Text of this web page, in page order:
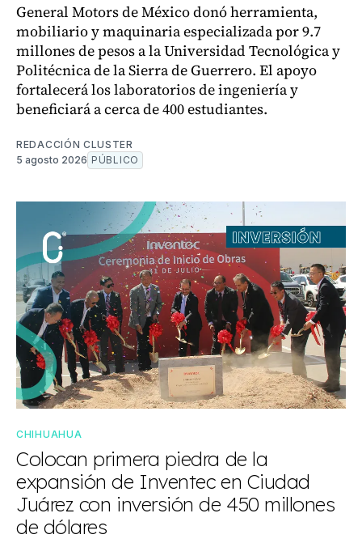
General Motors de México donó herramienta,
mobiliario y maquinaria especializada por 9.7
millones de pesos a la Universidad Tecnológica y
Politécnica de la Sierra de Guerrero. El apoyo
fortalecerá los laboratorios de ingeniería y
beneficiará a cerca de 400 estudiantes.
REDACCIÓN CLUSTER
5 agosto 2026 PÚBLICO
CHIHUAHUA
Colocan primera piedra de la
expansión de Inventec en Ciudad
Juárez con inversión de 450 millones
de dólares